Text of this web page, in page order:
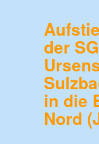
der
in die
Nord